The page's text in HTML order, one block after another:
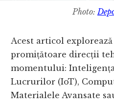
Photo:
Acest articol
promițătoare direcții
momentului:
Lucrurilor (IoT),
Materialele Avansate